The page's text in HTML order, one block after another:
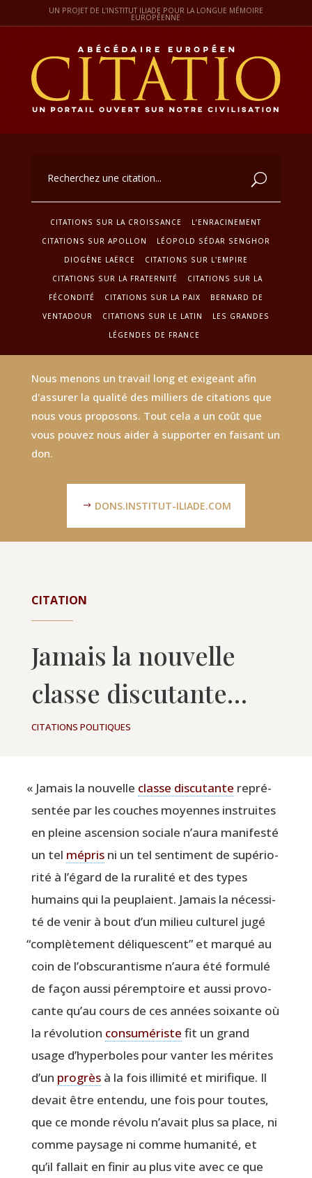
UN PROJET DE L'INSTITUT ILIADE POUR LA LONGUE MÉMOIRE
EUROPÉENNE
CITATIONS SUR LA CROISSANCE
L’ENRACINEMENT
CITATIONS SUR APOLLON
LÉOPOLD SÉDAR SENGHOR
DIOGÈNE LAËRCE
CITATIONS SUR L'EMPIRE
CITATIONS SUR LA FRATERNITÉ
CITATIONS SUR LA
FÉCONDITÉ
CITATIONS SUR LA PAIX
BERNARD DE
VENTADOUR
CITATIONS SUR LE LATIN
LES GRANDES
LÉGENDES DE FRANCE
Nous menons un travail long et exigeant afin
d'assurer la qualité des milliers de citations que
nous vous proposons. Tout cela a un coût que
vous pouvez nous aider à supporter en faisant un
don.
DONS.INSTITUT-ILIADE.COM
CITATION
Jamais la nouvelle
classe discutante…
CITATIONS POLITIQUES
« Jamais la nou­velle classe dis­cu­tante repré­
sen­tée par les couches moyennes ins­truites
en pleine ascen­sion sociale n’au­ra mani­fes­té
un tel méprisni un tel sen­ti­ment de supé­rio­
ri­té à l’é­gard de la rura­li­té et des types
humains qui la peu­plaient. Jamais la néces­si­
té de venir à bout d’un milieu cultu­rel jugé
“com­plè­te­ment déli­ques­cent” et mar­qué au
coin de l’obs­cu­ran­tisme n’au­ra été for­mu­lé
de façon aus­si péremp­toire et aus­si pro­vo­
cante qu’au cours de ces années soixante où
la révo­lu­tion consu­mé­riste fit un grand
usage d’hy­per­boles pour van­ter les mérites
d’un pro­grèsà la fois illi­mi­té et miri­fique. Il
devait être enten­du, une fois pour toutes,
que ce monde révo­lu n’a­vait plus sa place, ni
comme pay­sage ni comme huma­ni­té, et
qu’il fal­lait en finir au plus vite avec ce que